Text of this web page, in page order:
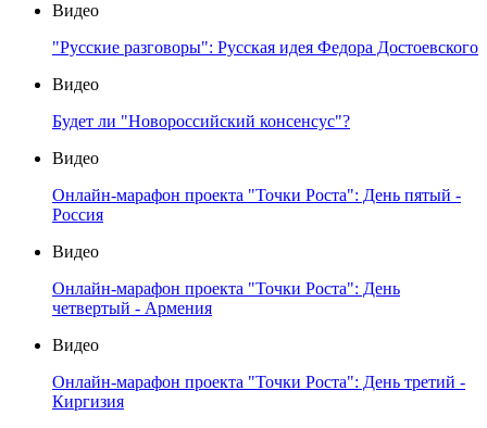
Видео
"Русские разговоры": Русская идея Федора Достоевского
Видео
Будет ли "Новороссийский консенсус"?
Видео
Онлайн-марафон проекта "Точки Роста": День пятый -
Россия
Видео
Онлайн-марафон проекта "Точки Роста": День
четвертый - Армения
Видео
Онлайн-марафон проекта "Точки Роста": День третий -
Киргизия